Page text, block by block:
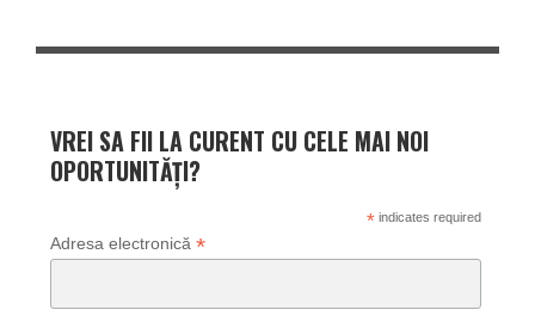
VREI SA FII LA CURENT CU CELE MAI NOI
OPORTUNITĂȚI?
*indicates required
Adresa electronică *